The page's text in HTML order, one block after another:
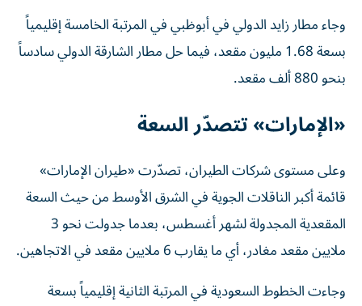
وجاء مطار زايد الدولي في أبوظبي في المرتبة الخامسة إقليمياً
بسعة 1.68 مليون مقعد، فيما حل مطار الشارقة الدولي سادساً
بنحو 880 ألف مقعد.
«الإمارات» تتصدّر السعة
وعلى مستوى شركات الطيران، تصدّرت «طيران الإمارات»
قائمة أكبر الناقلات الجوية في الشرق الأوسط من حيث السعة
المقعدية المجدولة لشهر أغسطس، بعدما جدولت نحو 3
ملايين مقعد مغادر، أي ما يقارب 6 ملايين مقعد في الاتجاهين.
وجاءت الخطوط السعودية في المرتبة الثانية إقليمياً بسعة